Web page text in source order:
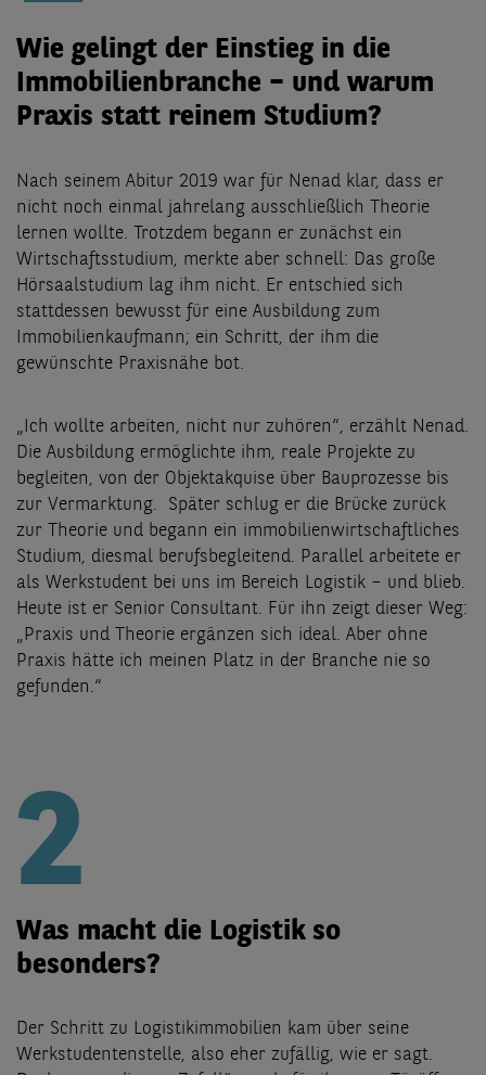
Wie gelingt der Einstieg in die
Immobilienbranche – und warum
Praxis statt reinem Studium?
Nach seinem Abitur 2019 war für Nenad klar, dass er
nicht noch einmal jahrelang ausschließlich Theorie
lernen wollte. Trotzdem begann er zunächst ein
Wirtschaftsstudium, merkte aber schnell: Das große
Hörsaalstudium lag ihm nicht. Er entschied sich
stattdessen bewusst für eine Ausbildung zum
Immobilienkaufmann; ein Schritt, der ihm die
gewünschte Praxisnähe bot.
„Ich wollte arbeiten, nicht nur zuhören“, erzählt Nenad.
Die Ausbildung ermöglichte ihm, reale Projekte zu
begleiten, von der Objektakquise über Bauprozesse bis
zur Vermarktung. Später schlug er die Brücke zurück
zur Theorie und begann ein immobilienwirtschaftliches
Studium, diesmal berufsbegleitend. Parallel arbeitete er
als Werkstudent bei uns im Bereich Logistik – und blieb.
Heute ist er Senior Consultant. Für ihn zeigt dieser Weg:
„Praxis und Theorie ergänzen sich ideal. Aber ohne
Praxis hätte ich meinen Platz in der Branche nie so
gefunden.“
2
Was macht die Logistik so
besonders?
Der Schritt zu Logistikimmobilien kam über seine
Werkstudentenstelle, also eher zufällig, wie er sagt.